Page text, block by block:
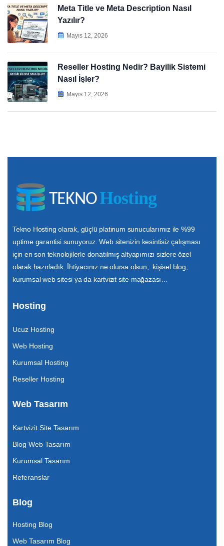
Meta Title ve Meta Description Nasıl
Yazılır?
Mayıs 12, 2026
Reseller Hosting Nedir? Bayilik Sistemi
Nasıl İşler?
Mayıs 12, 2026
Tekno Hosting olarak, güçlü platinum sunucularımız ile %99
uptime garantisi sunuyoruz. Web sitenizin kesintisiz çalışması
için en son teknolojilerle donatılmış altyapımızı sizlere özel
olarak hazırladık. İhtiyacınız ne olursa olsun; kişisel blog,
kurumsal web sitesi ya da kartvizit site mağazası…
Hosting
Ucuz Hosting
Web Hosting
Kurumsal Hosting
Reseller Hosting
Web Tasarım
Kartvizit Site Tasarım
Blog Web Tasarım
Kurumsal Tasarım
Referanslar
Blog
Hosting Blog
Web Tasarım Blog